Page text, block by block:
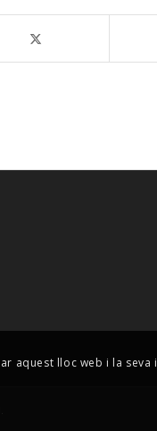
aquest lloc web i la